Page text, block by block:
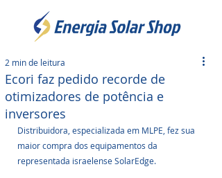
Ecori faz pedido recorde de
otimizadores de potência e
inversores
2 min de leitura
Distribuidora, especializada em MLPE, fez sua
maior compra dos equipamentos da
representada israelense SolarEdge.